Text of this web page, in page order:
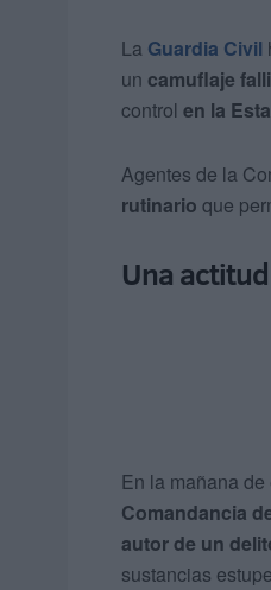
La Guardia Civil
un camuflaje
control en la
Agentes de la
rutinario que
Una
En la mañana
Comandancia
autor de un
sustancias